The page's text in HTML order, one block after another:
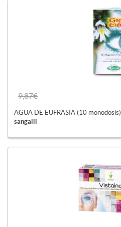
9,87€
AGUA DE EUFRASIA (10 monodosis)
sangalli